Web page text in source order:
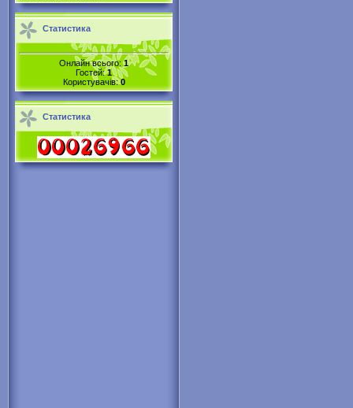
Статистика
Онлайн всього:1
Гостей:1
Користувачів:0
Статистика